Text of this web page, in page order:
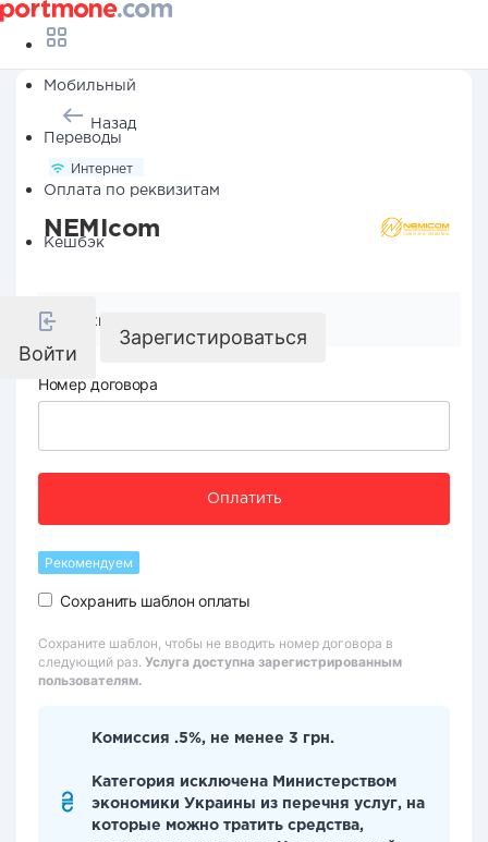
Мобильный
Переводы
Оплата по реквизитам
Кешбэк
Войти
Зарегистироваться
Назад
Интернет
NEMIcom
Реквизиты компании
Номер договора
Оплатить
Рекомендуем
Сохранить шаблон оплаты
Сохраните шаблон, чтобы не вводить номер договора в
следующий раз. Услуга доступна зарегистрированным
пользователям.
Комиссия .5%, не менее 3 грн.
Категория исключена Министерством
экономики Украины из перечня услуг, на
которые можно тратить средства,